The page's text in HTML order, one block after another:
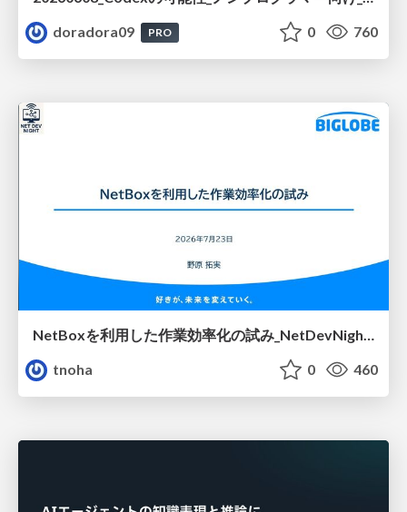
doradora09
PRO 0 760
NetBoxを利用した作業効率化の試み_NetDevNight4
tnoha
0 460